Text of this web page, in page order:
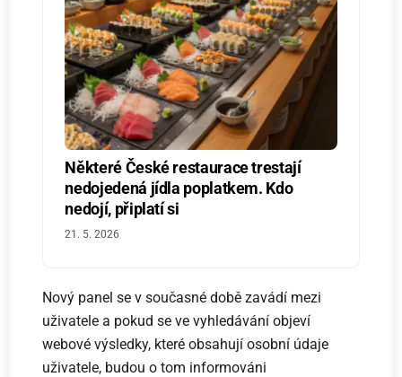
Některé České restaurace trestají
nedojedená jídla poplatkem. Kdo
nedojí, připlatí si
21. 5. 2026
Nový panel se v současné době zavádí mezi
uživatele a pokud se ve vyhledávání objeví
webové výsledky, které obsahují osobní údaje
uživatele, budou o tom informováni